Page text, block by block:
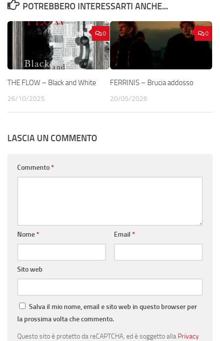
POTREBBERO INTERESSARTI ANCHE...
0
THE FLOW – Black and White
26/10/2025
0
FERRINIS – Brucia addosso
20/05/2026
LASCIA UN COMMENTO
Commento*
Nome* Email *
Sito web
Salva il mio nome, email e sito web in questo browser per
la prossima volta che commento.
Questo sito è protetto da reCAPTCHA, ed è soggetto alla Privacy